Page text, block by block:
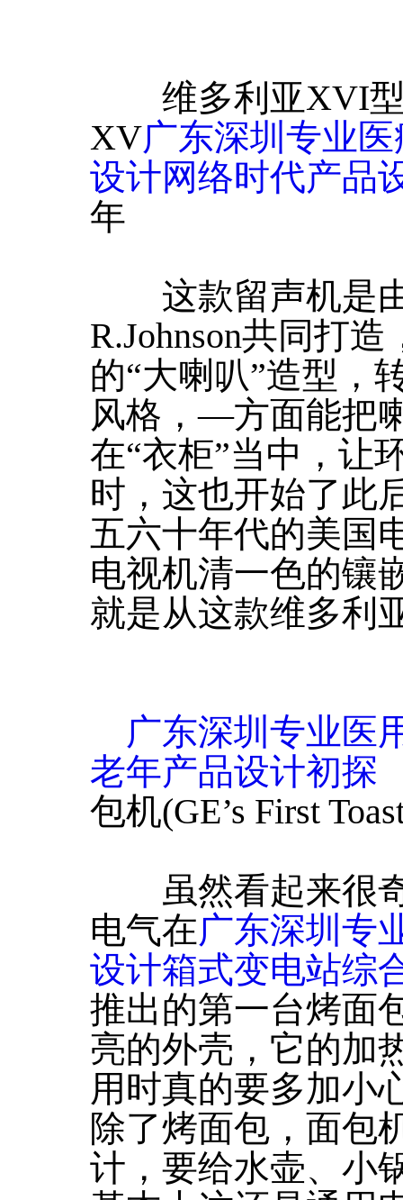
维多利亚XVI型
XV广东深圳专业
设计网络时代产品
年
这款留声机是由
R.Johnson共同打
的“大喇叭”造型，
风格，―方面能把
在“衣柜”当中，让
时，这也开始了
五六十年代的美国
电视机清一色的镶
就是从这款维多利
广东深圳专业医
老年产品设计初探
包机(GE’s First
虽然看起来很奇
电气在广东深圳专
设计箱式变电站综
推出的第一台烤面
亮的外壳，它的加
用时真的要多加小
除了烤面包，面包
计，要给水壶、小